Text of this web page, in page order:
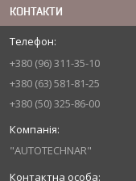
КОНТАКТИ
+380 (96) 311-35-10
+380 (63) 581-81-25
+380 (50) 325-86-00
"AUTOTECHNAR"